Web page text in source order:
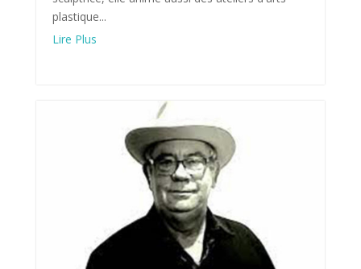
plastique...
Lire Plus